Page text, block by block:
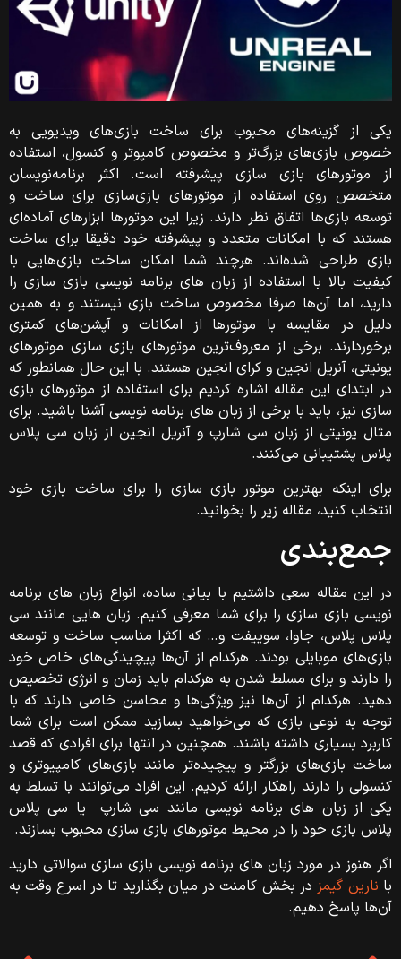
یکی از گزینه‌های محبوب برای ساخت بازی‌های ویدیویی به
خصوص بازی‌های بزرگ‌تر و مخصوص کامپوتر و کنسول، استفاده
از موتورهای بازی سازی پیشرفته است. اکثر برنامه‌نویسان
متخصص روی استفاده از موتورهای بازی‌سازی برای ساخت و
توسعه بازی‌ها اتفاق نظر دارند. زیرا این موتورها ابزارهای آماده‌ای
هستند که با امکانات متعدد و پیشرفته خود دقیقا برای ساخت
بازی طراحی شده‌اند. هرچند شما امکان ساخت بازی‌هایی با
کیفیت بالا با استفاده از زبان‌ های برنامه‌ نویسی بازی سازی را
دارید، اما آن‌ها صرفا مخصوص ساخت بازی نیستند و به همین
دلیل در مقایسه با موتورها از امکانات و آپشن‌های کمتری
برخوردارند. برخی از معروف‌ترین موتورهای بازی سازی موتورهای
یونیتی، آنریل انجین و کرای انجین هستند. با این حال همانطور که
در ابتدای این مقاله اشاره کردیم برای استفاده از موتورهای بازی
سازی نیز، باید با برخی از زبان‌ های برنامه‌ نویسی آشنا باشید. برای
مثال یونیتی از زبان سی شارپ و آنریل انجین از زبان سی پلاس
پلاس پشتیبانی می‌کنند.
برای اینکه بهترین موتور بازی سازی را برای ساخت بازی خود
انتخاب کنید، مقاله زیر را بخوانید.
جمع‌بندی
در این مقاله سعی داشتیم با بیانی ساده، انواع زبان های برنامه
نویسی بازی سازی را برای شما معرفی کنیم. زبان‌ هایی مانند سی
پلاس پلاس،‌ جاوا، سوییفت و… که اکثرا مناسب ساخت و توسعه
بازی‌های موبایلی بودند. هرکدام از آن‌ها پیچیدگی‌های خاص خود
را دارند و برای مسلط شدن به هرکدام باید زمان و انرژی تخصیص
دهید. هرکدام از آن‌ها نیز ویژگی‌ها و محاسن خاصی دارند که با
توجه به نوعی بازی که می‌خواهید بسازید ممکن است برای شما
کاربرد بسیاری داشته باشند. همچنین در انتها برای افرادی که قصد
ساخت بازی‌های بزرگتر و پیچیده‌تر مانند بازی‌های کامپیوتری و
کنسولی را دارند راهکار ارائه کردیم. این افراد می‌توانند با تسلط به
یکی از زبان‌ های برنامه نویسی مانند سی شارپ یا سی پلاس
پلاس بازی خود را در محیط موتورهای بازی‌ سازی محبوب بسازند.
اگر هنوز در مورد زبان های برنامه نویسی بازی سازی سوالاتی دارید
با نارین گیمزدر بخش کامنت در میان بگذارید تا در اسرع وقت به
آن‌ها پاسخ دهیم.